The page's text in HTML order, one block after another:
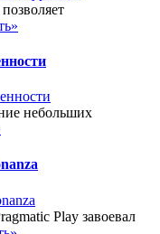
небольших
Play завоевал